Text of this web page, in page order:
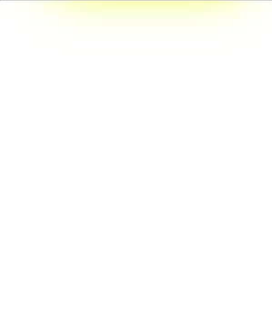
seluruh